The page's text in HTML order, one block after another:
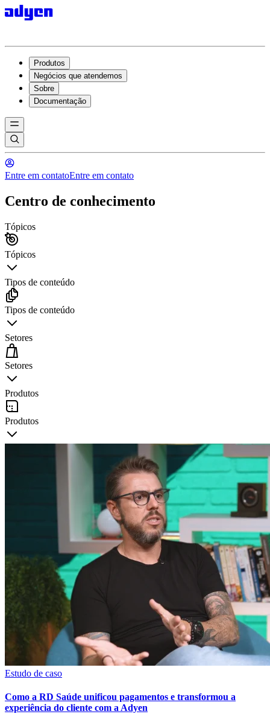
Produtos
Negócios que atendemos
Sobre
Documentação
Entre em contatoEntre em contato
Centro de conhecimento
Tópicos
Tópicos
Tipos de conteúdo
Tipos de conteúdo
Setores
Setores
Produtos
Produtos
Estudo de caso
Como a RD Saúde unificou pagamentos e transformou a
experiência do cliente com a Adyen